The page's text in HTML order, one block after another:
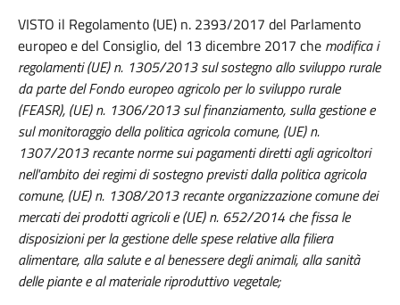
VISTO il Regolamento (UE) n. 2393/2017 del Parlamento
europeo e del Consiglio, del 13 dicembre 2017 che modifica i
regolamenti (UE) n. 1305/2013 sul sostegno allo sviluppo rurale
da parte del Fondo europeo agricolo per lo sviluppo rurale
(FEASR), (UE) n. 1306/2013 sul finanziamento, sulla gestione e
sul monitoraggio della politica agricola comune, (UE) n.
1307/2013 recante norme sui pagamenti diretti agli agricoltori
nell'ambito dei regimi di sostegno previsti dalla politica agricola
comune, (UE) n. 1308/2013 recante organizzazione comune dei
mercati dei prodotti agricoli e (UE) n. 652/2014 che fissa le
disposizioni per la gestione delle spese relative alla filiera
alimentare, alla salute e al benessere degli animali, alla sanità
delle piante e al materiale riproduttivo vegetale;